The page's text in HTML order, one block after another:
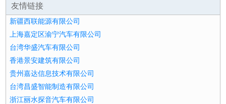
友情链接
新疆西联能源有限公司
上海嘉定区渝宁汽车有限公司
台湾华盛汽车有限公司
香港景安建筑有限公司
贵州嘉达信息技术有限公司
台湾昌盛智能制造有限公司
浙江丽水探音汽车有限公司